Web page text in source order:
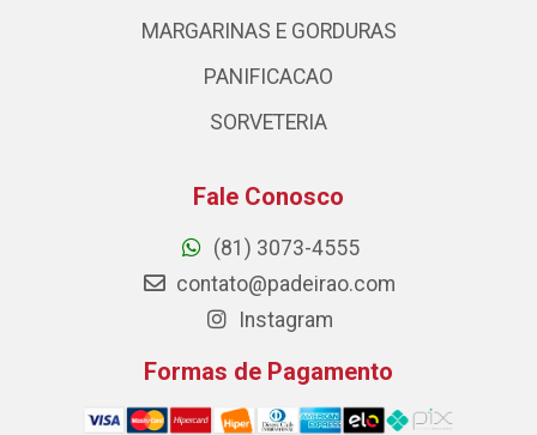
MARGARINAS E GORDURAS
PANIFICACAO
SORVETERIA
Fale Conosco
(81) 3073-4555
contato@padeirao.com
Instagram
Formas de Pagamento